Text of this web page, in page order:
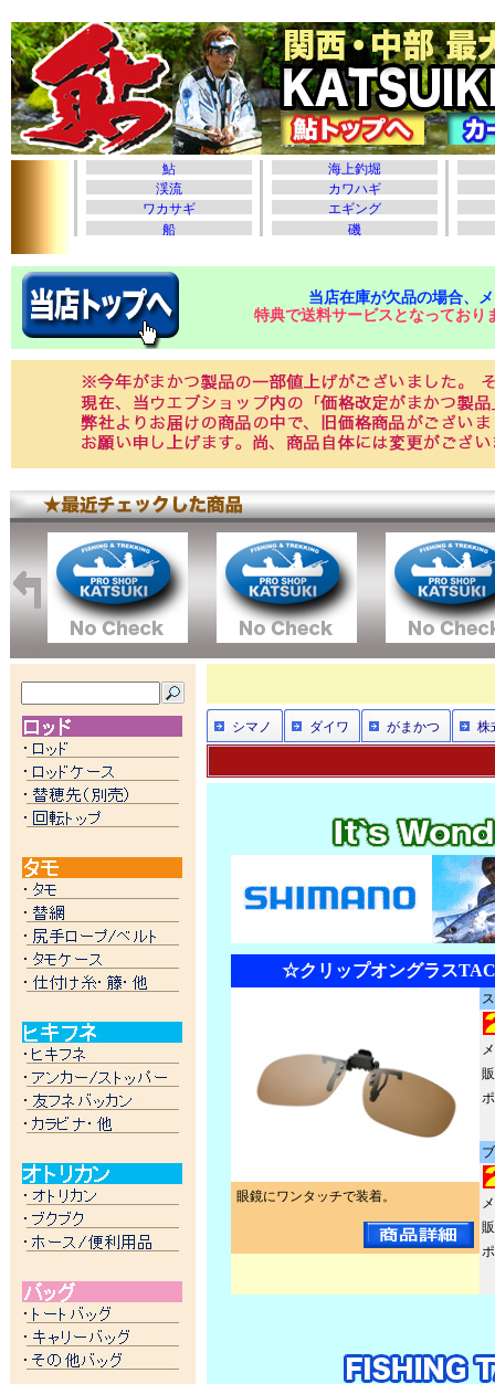
当店在庫が欠品の場合、
特典で送料サービスとなっており
シマノ ダイワ がまかつ 株
☆クリップオングラス
眼鏡にワンタッチで装着。